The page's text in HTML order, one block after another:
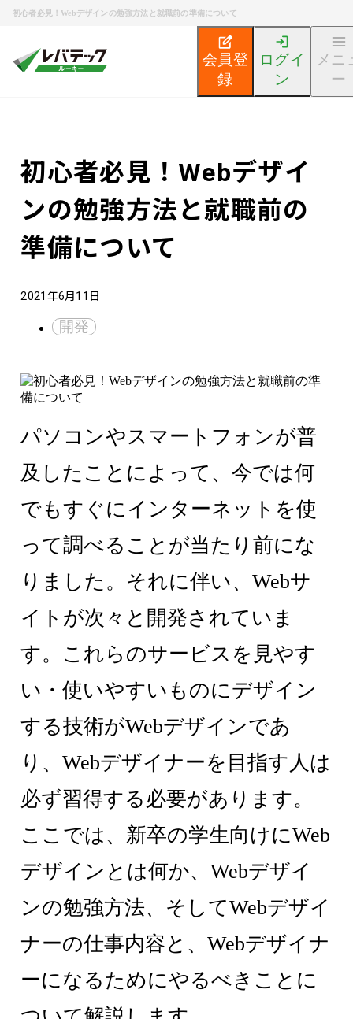
初心者必見！Webデザインの勉強方法と就職前の準備について
会員登
録
ログイ
ン
メニ
ー
エンジニア就活ノウハウ記事
初心者必見！Webデザイ
ンの勉強方法と就職前の
準備について
2021年6月11日
開発
パソコンやスマートフォンが普
及したことによって、今では何
でもすぐにインターネットを使
って調べることが当たり前にな
りました。それに伴い、Webサ
イトが次々と開発されていま
す。これらのサービスを見やす
い・使いやすいものにデザイン
する技術がWebデザインであ
り、Webデザイナーを目指す人は
必ず習得する必要があります。
ここでは、新卒の学生向けにWeb
デザインとは何か、Webデザイ
ンの勉強方法、そしてWebデザイ
ナーの仕事内容と、Webデザイナ
ーになるためにやるべきことに